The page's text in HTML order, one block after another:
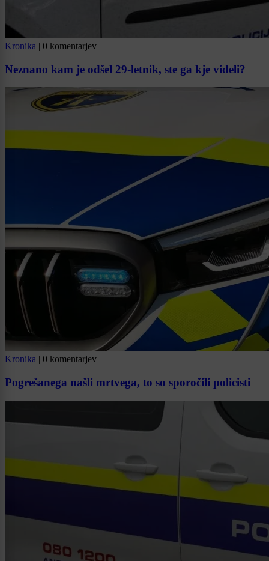
Kronika | 0 komentarjev
Neznano kam je odšel 29-letnik, ste ga kje videli?
Kronika | 0 komentarjev
Pogrešanega našli mrtvega, to so sporočili policisti